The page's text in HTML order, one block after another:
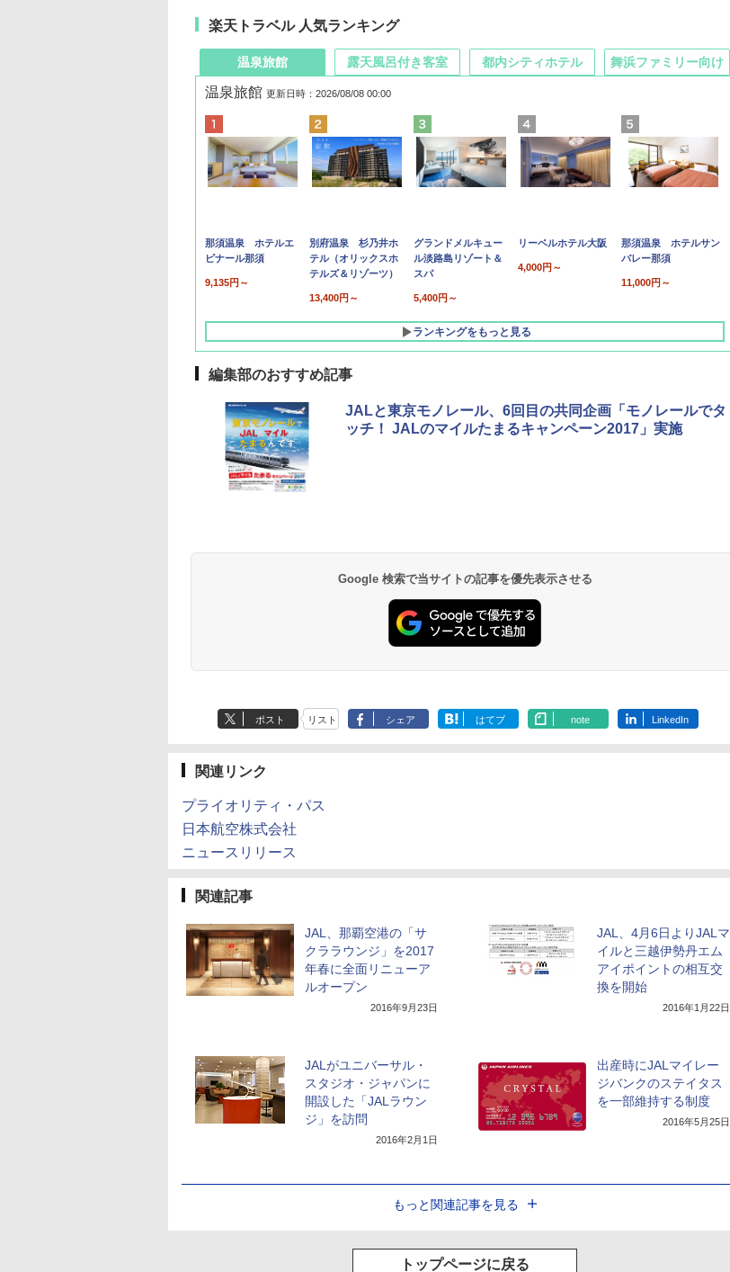
楽天トラベル 人気ランキング
温泉旅館
温泉旅館 更新日時：2026/08/08 00:00
那須温泉 ホテルエ
ピナール那須
9,135円～
別府温泉 杉乃井ホ
テル（オリックスホ
テルズ＆リゾーツ）
13,400円～
グランドメルキュー
ル淡路島リゾート＆
スパ
5,400円～
リーベルホテル大阪
4,000円～
那須温泉 ホテルサン
バレー那須
11,000円～
ランキングをもっと見る
露天風呂付き客室
10,450円～
19,541円～
都内シティホテル 舞浜ファミリー向け
7,950円～
5,758円～
編集部のおすすめ記事
JALと東京モノレール、6回目の共同企画「モノレールでタ
ッチ！ JALのマイルたまるキャンペーン2017」実施
Google 検索で当サイトの記事を優先表示させる
ポスト リスト シェア はてブ note LinkedIn
関連リンク
プライオリティ・パス
日本航空株式会社
ニュースリリース
関連記事
JAL、那覇空港の「サ
クララウンジ」を2017
年春に全面リニューア
ルオープン
2016年9月23日
JAL、4月6日よりJALマ
イルと三越伊勢丹エム
アイポイントの相互交
換を開始
2016年1月22日
JALがユニバーサル・
スタジオ・ジャパンに
開設した「JALラウン
ジ」を訪問
2016年2月1日
出産時にJALマイレー
ジバンクのステイタス
を一部維持する制度
2016年5月25日
もっと関連記事を見る
トップページに戻る